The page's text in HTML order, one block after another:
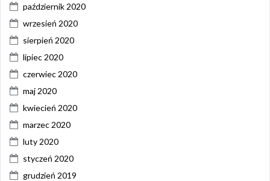
październik 2020
wrzesień 2020
sierpień 2020
lipiec 2020
czerwiec 2020
maj 2020
kwiecień 2020
marzec 2020
luty 2020
styczeń 2020
grudzień 2019